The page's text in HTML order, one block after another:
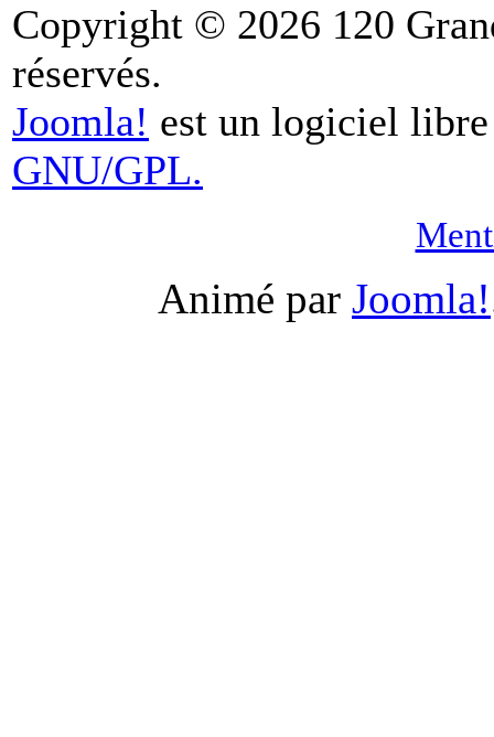
Copyright © 2026 120
réservés.
Joomla! est un logiciel
GNU/GPL.
Animé par Joomla!